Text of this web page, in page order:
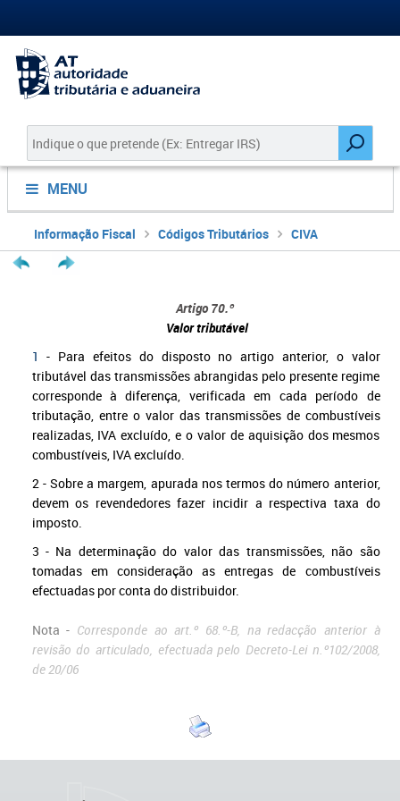
MENU
Informação Fiscal Códigos Tributários CIVA
Artigo 70.º
Valor tributável
1 - Para efeitos do disposto no artigo anterior, o valor
tributável das transmissões abrangidas pelo presente regime
corresponde à diferença, verificada em cada período de
tributação, entre o valor das transmissões de combustíveis
realizadas, IVA excluído, e o valor de aquisição dos mesmos
combustíveis, IVA excluído.
2 - Sobre a margem, apurada nos termos do número anterior,
devem os revendedores fazer incidir a respectiva taxa do
imposto.
3 - Na determinação do valor das transmissões, não são
tomadas em consideração as entregas de combustíveis
efectuadas por conta do distribuidor.
Nota - Corresponde ao art.º 68.º-B, na redacção anterior à
revisão do articulado, efectuada pelo Decreto-Lei n.º102/2008,
de 20/06